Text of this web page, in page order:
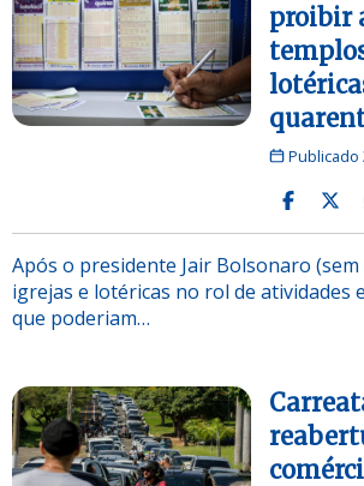
proibir
Publicado
Após o presidente Jair Bolsonaro
igrejas e lotéricas no rol de atividades
que poderiam…